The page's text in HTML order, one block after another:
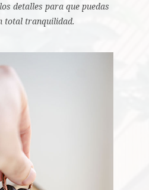
detalles para que puedas
total tranquilidad.